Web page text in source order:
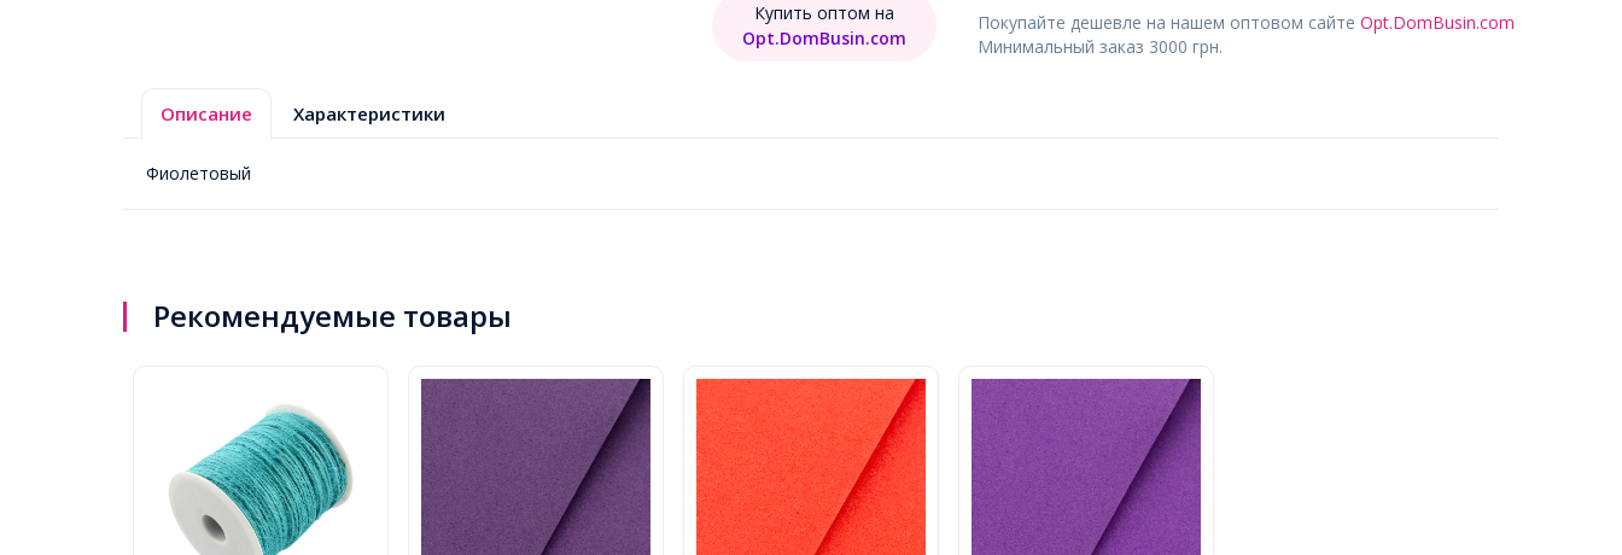
Покупайте дешевле на нашем оптовом сайте Opt.DomBusin.com
Минимальный заказ 3000 грн.
Купить оптом на
Opt.DomBusin.com
Описание Характеристики
Фиолетовый
Рекомендуемые товары